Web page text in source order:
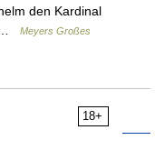
den Kardinal
…
Meyers Großes
18+